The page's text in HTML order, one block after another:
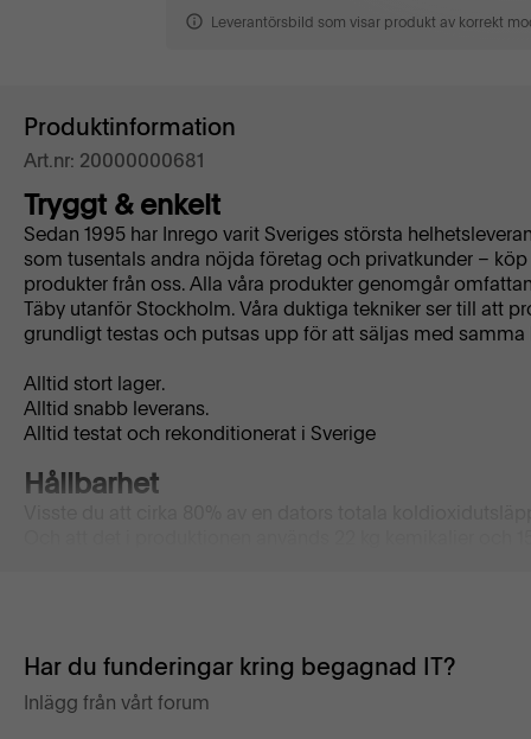
Leverantörsbild som visar produkt av korrekt
Produktinformation
Art.nr: 20000000681
Tryggt & enkelt
Sedan 1995 har Inrego varit Sveriges största
som tusentals andra nöjda företag och privatkunder –
produkter från oss. Alla våra produkter genomgår
Täby utanför Stockholm. Våra duktiga tekniker ser till att
grundligt testas och putsas upp för att säljas med samma
Alltid stort lager.
Alltid snabb leverans.
Alltid testat och rekonditionerat i Sverige
Hållbarhet
Allt du köper av oss vill vi köpa tillbaka. Vi vet att vi kan
en gång till, därför ger vi dig ett restvärde redan vid inköp,
våra produkter. Läs mer om vårt cirkulära program här.
Har du funderingar kring begagnad IT?
Inlägg från vårt forum